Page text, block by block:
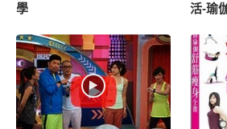
學
活-瑜